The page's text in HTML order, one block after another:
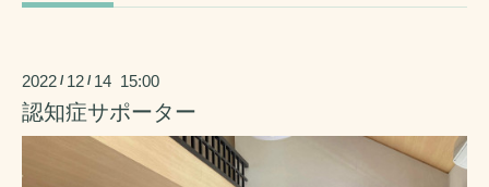
2022 / 12 / 14 15:00
認知症サポーター